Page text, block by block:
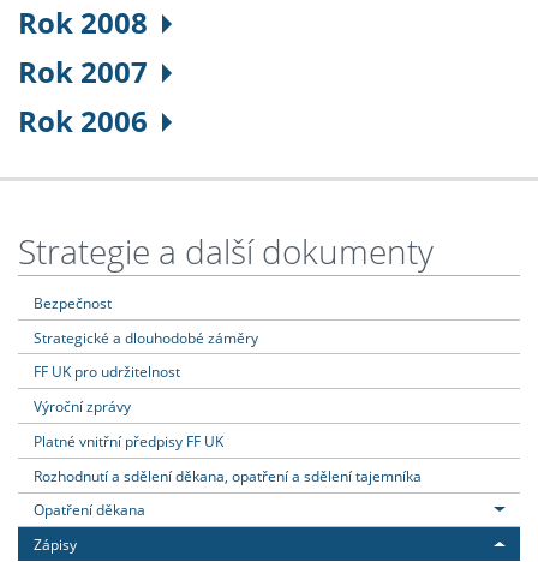
Rok 2008
Rok 2007
Rok 2006
Strategie a další dokumenty
Bezpečnost
Strategické a dlouhodobé záměry
FF UK pro udržitelnost
Výroční zprávy
Platné vnitřní předpisy FF UK
Rozhodnutí a sdělení děkana, opatření a sdělení tajemníka
Opatření děkana
Zápisy